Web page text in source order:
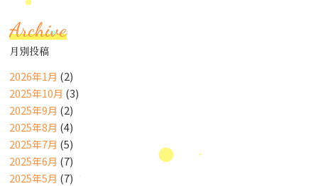
Archive
月別投稿
2026年1月 (2)
2025年10月 (3)
2025年9月 (2)
2025年8月 (4)
2025年7月 (5)
2025年6月 (7)
2025年5月 (7)